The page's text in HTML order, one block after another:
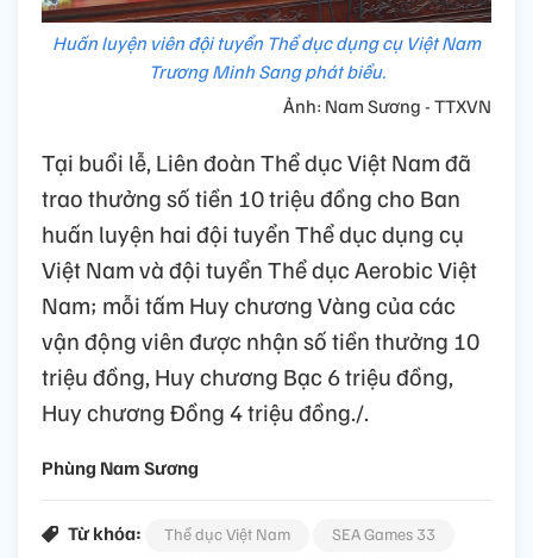
Huấn luyện viên đội tuyển Thể dục dụng cụ Việt Nam
Trương Minh Sang phát biểu.
Ảnh: Nam Sương - TTXVN
Tại buổi lễ, Liên đoàn Thể dục Việt Nam đã
trao thưởng số tiền 10 triệu đồng cho Ban
huấn luyện hai đội tuyển Thể dục dụng cụ
Việt Nam và đội tuyển Thể dục Aerobic Việt
Nam; mỗi tấm Huy chương Vàng của các
vận động viên được nhận số tiền thưởng 10
triệu đồng, Huy chương Bạc 6 triệu đồng,
Huy chương Đồng 4 triệu đồng./.
Phùng Nam Sương
Từ khóa: Thể dục Việt Nam
SEA Games 33